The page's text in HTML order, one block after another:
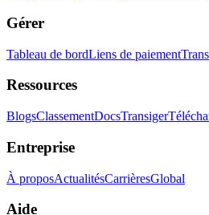
Gérer
Tableau de bordLiens de paiement
Ressources
BlogsClassementDocsTransiger
Entreprise
À proposActualitésCarrièresGlobal
Aide